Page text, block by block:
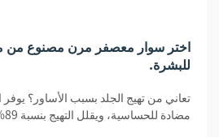
اختر سوار معصفر مرن مصنوع من
للبشرة.
تعاني من تهيج الجلد بسبب الأساور؟ يوفر